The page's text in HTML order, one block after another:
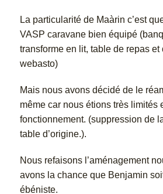
La particularité de Maàrin c’est
VASP caravane bien équipé
transforme en lit, table de repas et
webasto)
Mais nous avons décidé de le
même car nous étions très limités
fonctionnement. (suppression de
table d’origine.).
Nous refaisons l’aménagement
avons la chance que Benjamin
ébéniste.